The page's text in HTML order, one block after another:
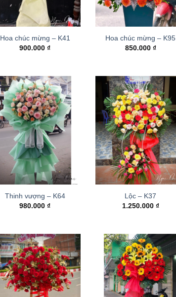
Hoa chúc mừng – K41
900.000₫
Hoa chúc mừng – K95
850.000 ₫
Thinh vượng – K64
980.000₫
Lộc – K37
1.250.000 ₫